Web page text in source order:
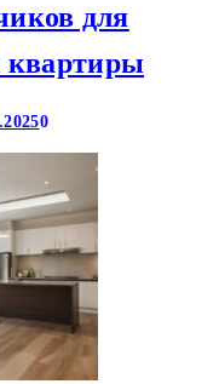
для
квартиры
0